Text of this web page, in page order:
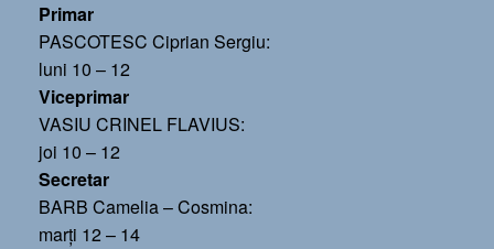
Primar
PASCOTESC Ciprian Sergiu:
luni 10 – 12
Viceprimar
VASIU CRINEL FLAVIUS:
joi 10 – 12
Secretar
BARB Camelia – Cosmina:
marți 12 – 14